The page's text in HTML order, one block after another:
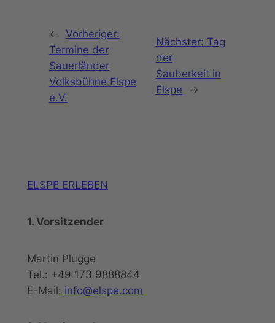
←
Vorheriger:
Termine der
Sauerländer
Volksbühne Elspe
e.V.
Nächster: Tag
der
Sauberkeit in
Elspe
→
ELSPE ERLEBEN
1. Vorsitzender
Martin Plugge
Tel.: +49 173 9888844
E-Mail: info@elspe.com